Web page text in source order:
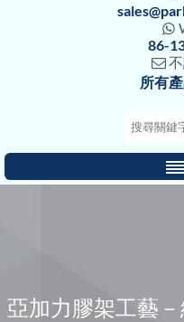

86-

所有
亞加力膠架工藝